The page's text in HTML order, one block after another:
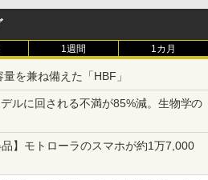
｜フィリップス 液晶ディスプレ
型/IPS/WQHD 2560×1440/75Hz/1
ラック) 24E1N5600E/11
1週間 1カ月
を兼ね備えた「HBF」
ルに回される不満が85%減。生物学の
品】モトローラのスマホが約1万7,000